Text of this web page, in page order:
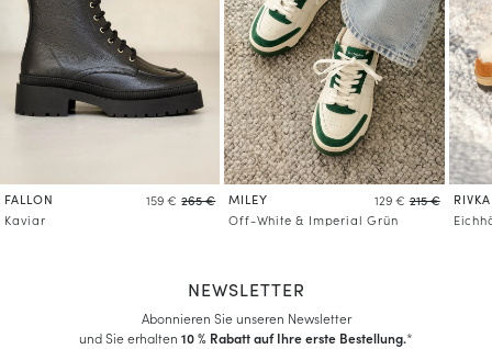
FALLON 159 € 265 €
Kaviar
MILEY 129 € 215 €
Off-White & Imperial Grün
RIVKA
NEWSLETTER
Abonnieren Sie unseren Newsletter
und Sie erhalten 10 % Rabatt auf Ihre erste Bestellung.*